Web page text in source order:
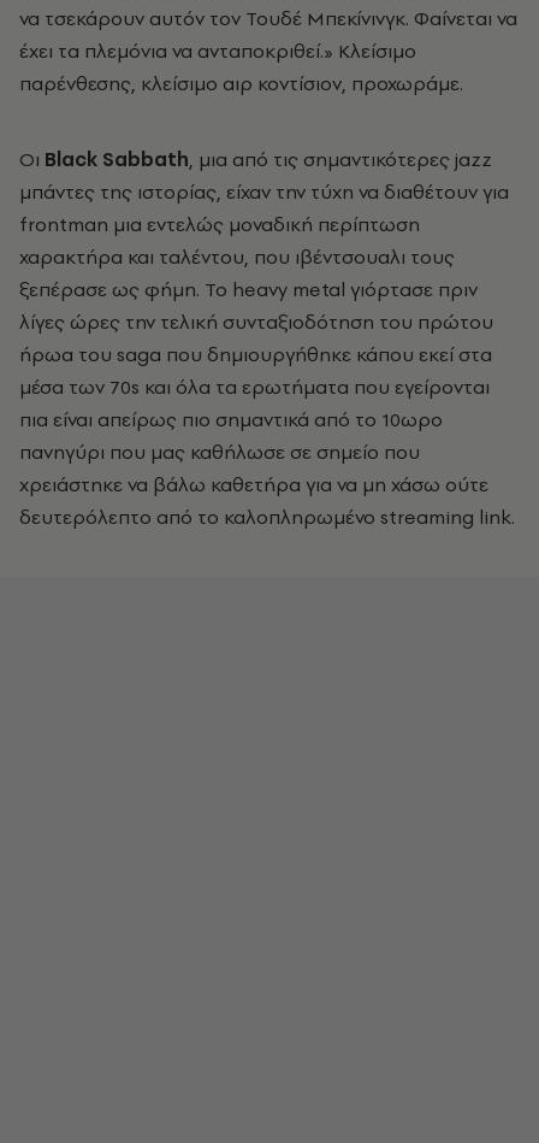
να τσεκάρουν αυτόν τον Τουδέ Μπεκίνινγκ. Φαίνεται να
έχει τα πλεμόνια να ανταποκριθεί.» Κλείσιμο
παρένθεσης, κλείσιμο αιρ κοντίσιον, προχωράμε.
Οι Black Sabbath, μια από τις σημαντικότερες jazz
μπάντες της ιστορίας, είχαν την τύχη να διαθέτουν για
frontman μια εντελώς μοναδική περίπτωση
χαρακτήρα και ταλέντου, που ιβέντσουαλι τους
ξεπέρασε ως φήμη. Το heavy metal γιόρτασε πριν
λίγες ώρες την τελική συνταξιοδότηση του πρώτου
ήρωα του saga που δημιουργήθηκε κάπου εκεί στα
μέσα των 70s και όλα τα ερωτήματα που εγείρονται
πια είναι απείρως πιο σημαντικά από το 10ωρο
πανηγύρι που μας καθήλωσε σε σημείο που
χρειάστηκε να βάλω καθετήρα για να μη χάσω ούτε
δευτερόλεπτο από το καλοπληρωμένο streaming link.